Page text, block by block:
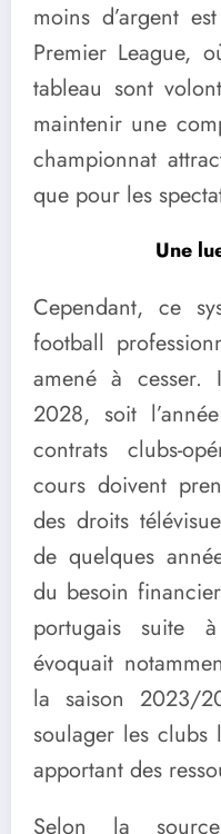
moins d’argent
Premier League,
tableau sont
maintenir une
championnat
que pour les
Une
Cependant, ce
football
amené à cesser.
2028, soit
contrats clubs-
cours doivent
des droits
de quelques
du besoin
portugais suite
évoquait
la saison 2023/
soulager les clubs
apportant des
Selon la